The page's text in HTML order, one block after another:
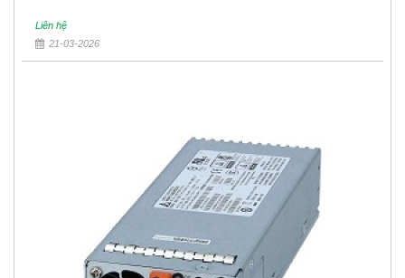
Liên hệ
21-03-2026